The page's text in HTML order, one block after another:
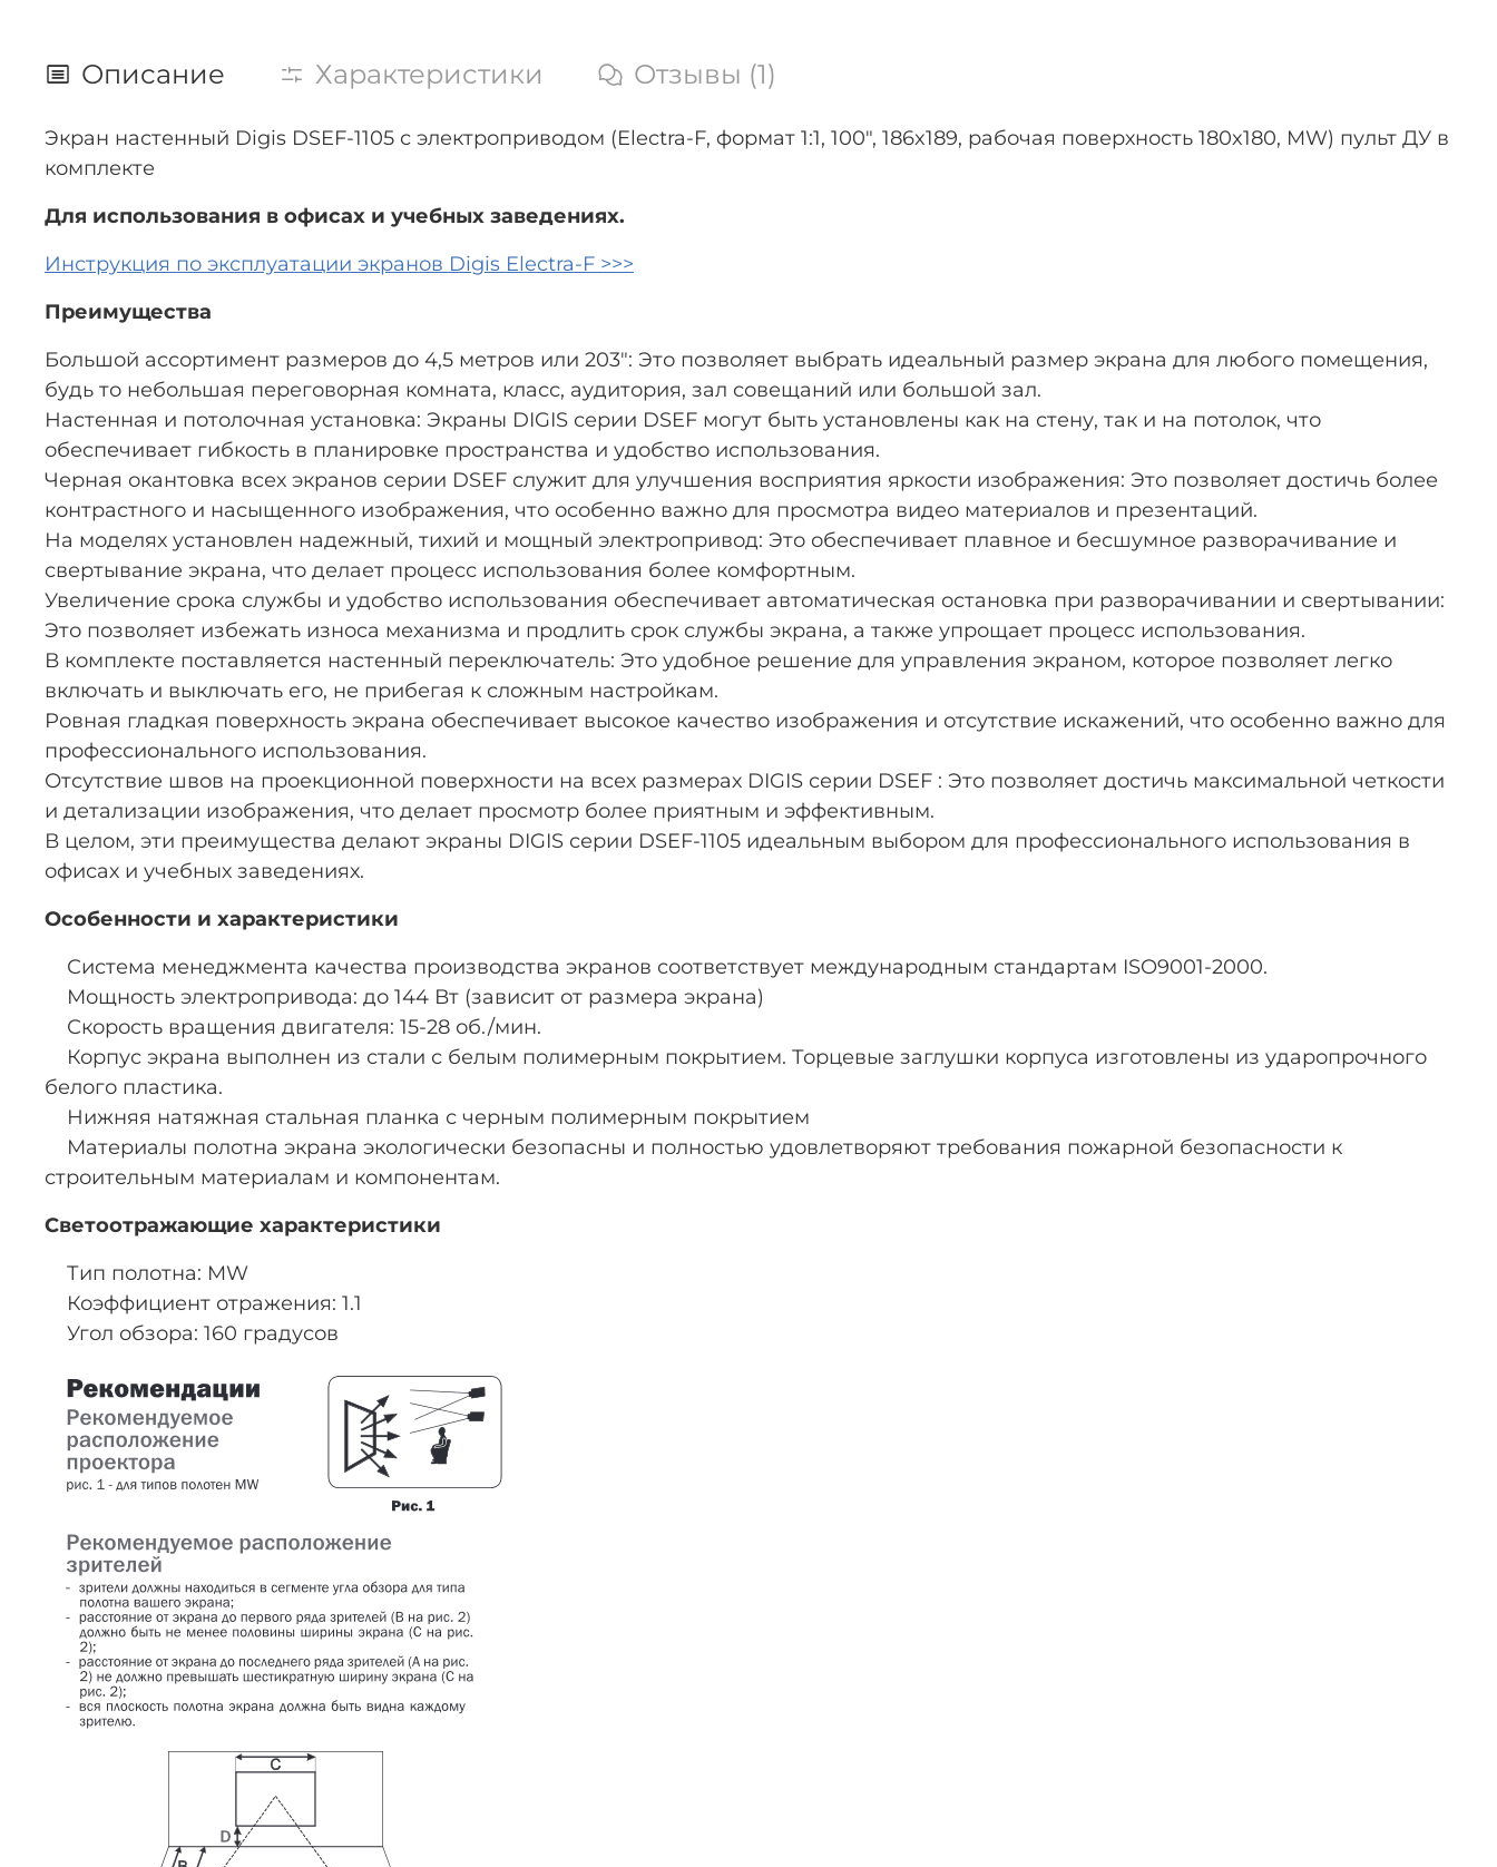
Описание Характеристики Отзывы (1)
Экран настенный Digis DSEF-1105 с электроприводом (Electra-F, формат 1:1, 100", 186x189, рабочая поверхность 180x180, MW) пульт ДУ в
комплекте
Для использования в офисах и учебных заведениях.
Инструкция по эксплуатации экранов Digis Electra-F >>>
Преимущества
Большой ассортимент размеров до 4,5 метров или 203": Это позволяет выбрать идеальный размер экрана для любого помещения,
будь то небольшая переговорная комната, класс, аудитория, зал совещаний или большой зал.
Настенная и потолочная установка: Экраны DIGIS серии DSEF могут быть установлены как на стену, так и на потолок, что
обеспечивает гибкость в планировке пространства и удобство использования.
Черная окантовка всех экранов серии DSEF служит для улучшения восприятия яркости изображения: Это позволяет достичь более
контрастного и насыщенного изображения, что особенно важно для просмотра видео материалов и презентаций.
На моделях установлен надежный, тихий и мощный электропривод: Это обеспечивает плавное и бесшумное разворачивание и
свертывание экрана, что делает процесс использования более комфортным.
Увеличение срока службы и удобство использования обеспечивает автоматическая остановка при разворачивании и свертывании:
Это позволяет избежать износа механизма и продлить срок службы экрана, а также упрощает процесс использования.
В комплекте поставляется настенный переключатель: Это удобное решение для управления экраном, которое позволяет легко
включать и выключать его, не прибегая к сложным настройкам.
Ровная гладкая поверхность экрана обеспечивает высокое качество изображения и отсутствие искажений, что особенно важно для
профессионального использования.
Отсутствие швов на проекционной поверхности на всех размерах DIGIS серии DSEF : Это позволяет достичь максимальной четкости
и детализации изображения, что делает просмотр более приятным и эффективным.
В целом, эти преимущества делают экраны DIGIS серии DSEF-1105 идеальным выбором для профессионального использования в
офисах и учебных заведениях.
Особенности и характеристики
Система менеджмента качества производства экранов соответствует международным стандартам ISO9001-2000.
Мощность электропривода: до 144 Вт (зависит от размера экрана)
Скорость вращения двигателя: 15-28 об./мин.
Корпус экрана выполнен из стали с белым полимерным покрытием. Торцевые заглушки корпуса изготовлены из ударопрочного
белого пластика.
Нижняя натяжная стальная планка с черным полимерным покрытием
Материалы полотна экрана экологически безопасны и полностью удовлетворяют требования пожарной безопасности к
строительным материалам и компонентам.
Светоотражающие характеристики
Тип полотна: MW
Коэффициент отражения: 1.1
Угол обзора: 160 градусов